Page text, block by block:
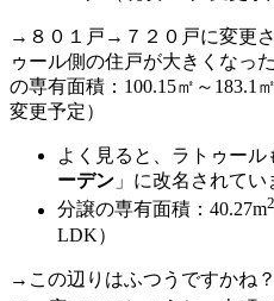
→８０１戸→７２０戸に変更
ゥール側の住戸が大きくなっ
の専有面積：100.15㎡～183.1
変更予定）
よく見ると、ラトゥー
ーデン 」に改名されてい
分譲の専有面積：40.27m2
LDK）
→この辺りはふつうですかね